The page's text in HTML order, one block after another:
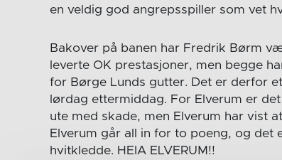
en veldig god angrepsspiller som vet
Bakover på banen har Fredrik Børm
leverte OK prestasjoner, men begge
for Børge Lunds gutter. Det er derfor
lørdag ettermiddag. For Elverum er
ute med skade, men Elverum har vist
Elverum går all in for to poeng, og
hvitkledde. HEIA ELVERUM!!